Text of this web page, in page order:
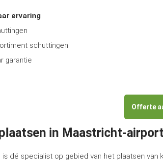
ervaring
schuttingen
garantie
Offerte
in Maastricht-
dé specialist op gebied van het plaatsen